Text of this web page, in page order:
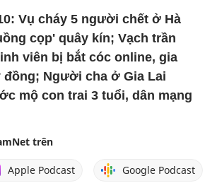
Vụ cháy 5 người chết ở Hà
cọp' quây kín; Vạch trần
viên bị bắt cóc online, gia
đồng; Người cha ở Gia Lai
mộ con trai 3 tuổi, dân mạng
trên
Apple Podcast Google Podcast